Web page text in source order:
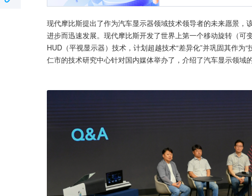
现代摩比斯提出了作为汽车显示器领域技术领导者的未来愿景，
进步而迅速发展。现代摩比斯开发了世界上第一个移动旋转（
HUD（平视显示器）技术，计划超越技术“差异化”并巩固其作
仁市的技术研究中心针对国内媒体举办了，介绍了汽车显示领域